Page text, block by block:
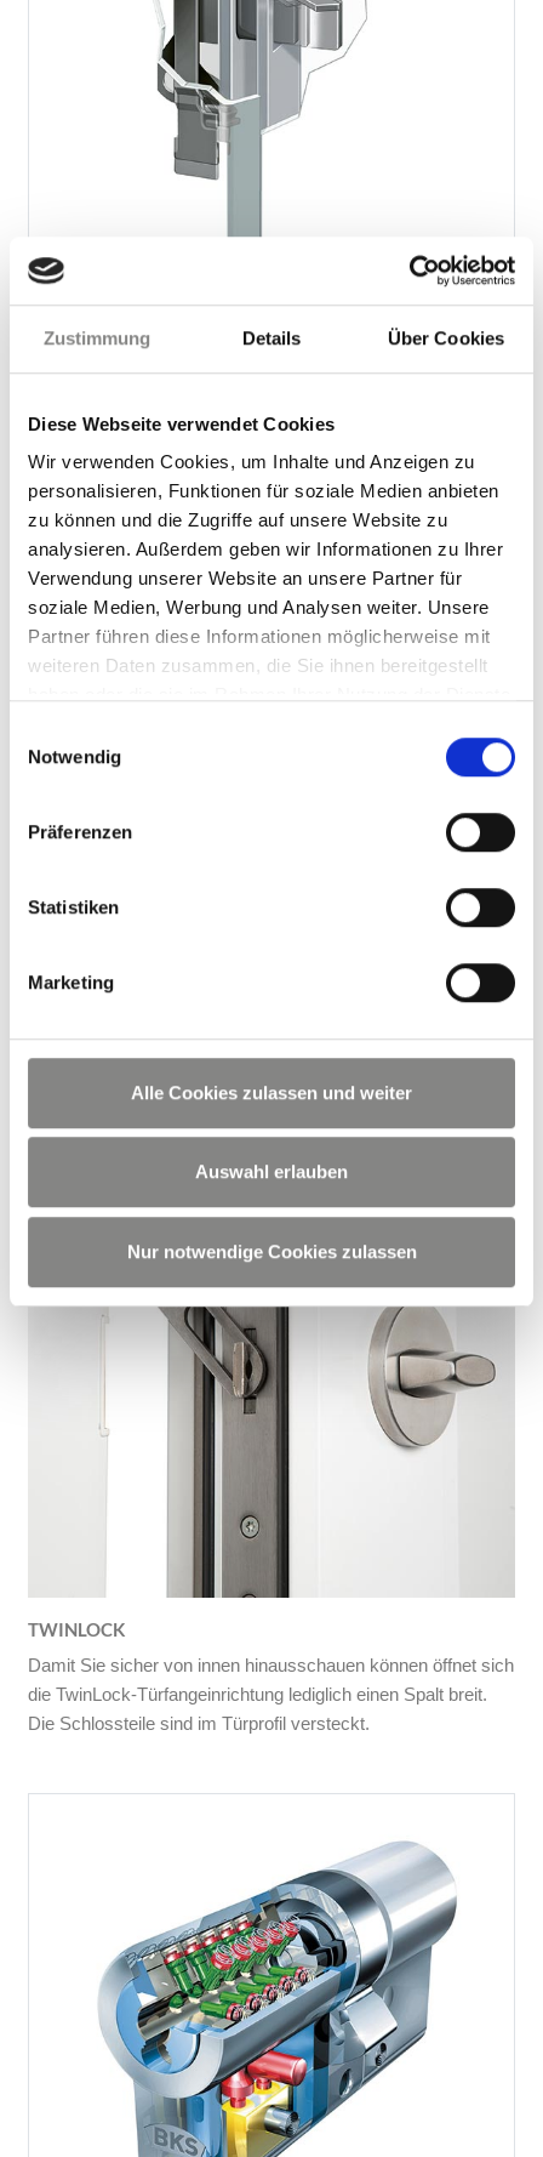
Zustimmung Details Über Cookies
Diese Webseite verwendet Cookies
Wir verwenden Cookies, um Inhalte und Anzeigen zu
personalisieren, Funktionen für soziale Medien anbieten
zu können und die Zugriffe auf unsere Website zu
analysieren. Außerdem geben wir Informationen zu Ihrer
Verwendung unserer Website an unsere Partner für
soziale Medien, Werbung und Analysen weiter. Unsere
Partner führen diese Informationen möglicherweise mit
weiteren Daten zusammen, die Sie ihnen bereitgestellt
Notwendig
Präferenzen
Statistiken
Marketing
Alle Cookies zulassen und weiter
Auswahl erlauben
Nur notwendige Cookies zulassen
AUTOLOCK PLUS
Drei Fallenriegel sorgen dafür, dass sich Ihre Tür durch
einfaches Zuziehen sicher abschließt.
Einbohrzapfen ineinander und verhindern im Bereich der
TWINLOCK
Damit Sie sicher von innen hinausschauen können öffnet sich
die TwinLock-Türfangeinrichtung lediglich einen Spalt breit.
Die Schlossteile sind im Türprofil versteckt.